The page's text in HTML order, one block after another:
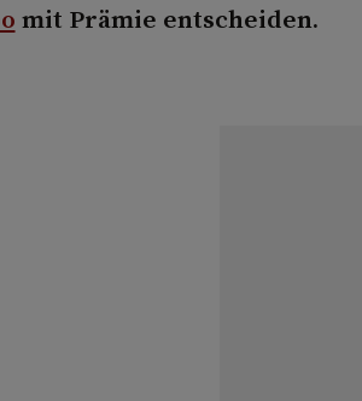
mit Prämie entscheiden.